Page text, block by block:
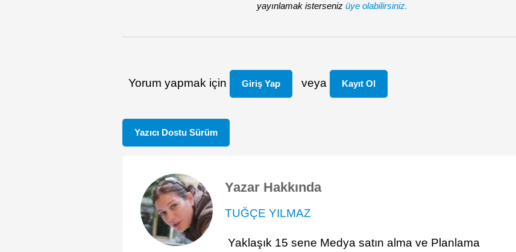
yayınlamak isterseniz üye olabilirsiniz.
Yorum yapmak için Giriş Yap veya Kayıt Ol
Yazıcı Dostu Sürüm
Yazar Hakkında
TUĞÇE YILMAZ
Yaklaşık 15 sene Medya satın alma ve Planlama